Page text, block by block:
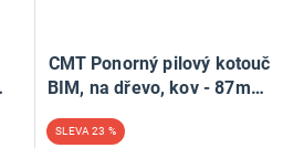
CMT Ponorný pilový kotouč
BIM, na dřevo, kov - 87mm,
23 %